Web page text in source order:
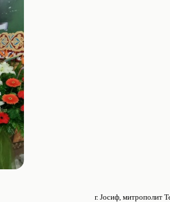
г. Јосиф, митрополит